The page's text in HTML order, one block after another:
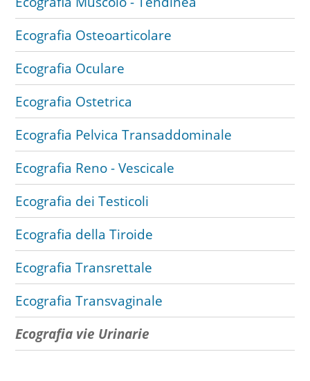
Ecografia Osteoarticolare
Ecografia Oculare
Ecografia Ostetrica
Ecografia Pelvica Transaddominale
Ecografia Reno - Vescicale
Ecografia dei Testicoli
Ecografia della Tiroide
Ecografia Transrettale
Ecografia Transvaginale
Ecografia vie Urinarie